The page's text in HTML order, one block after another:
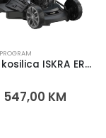
Benzinska kosilica ISKRA ERO IE-GL150-46SP
547,00 KM